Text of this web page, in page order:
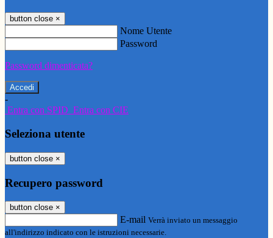
button close ×
Nome Utente
Password
Password dimenticata?
-
Entra con SPID Entra con CIE
Seleziona utente
button close ×
Recupero password
button close ×
E-mail Verrà inviato un messaggio
all'indirizzo indicato con le istruzioni necessarie.